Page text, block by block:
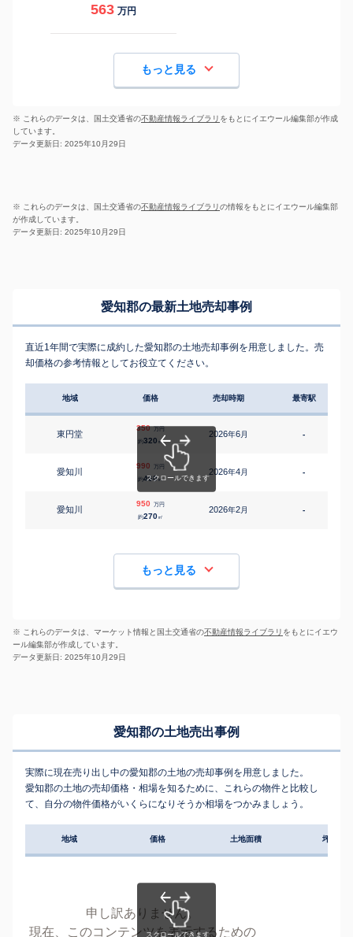
563 万円
もっと見る
※ これらのデータは、国土交通省の不動産情報ライブラリ をもとにイエウール編集部が作成
しています。
データ更新日: 2025年10月29日
※ これらのデータは、国土交通省の不動産情報ライブラリの情報をもとにイエウール編集部
が作成しています。
データ更新日: 2025年10月29日
愛知郡の最新土地売却事例
直近1年間で実際に成約した愛知郡の土地売却事例を用意しました。売
却価格の参考情報としてお役立てください。
地域 価格 売却時期 最寄駅
東円堂
350 万円
約320 ㎡
2026年6月 -
愛知川
990 万円
約460㎡
2026年4月 -
愛知川
950 万円
約270㎡
2026年2月 -
もっと見る
※ これらのデータは、マーケット情報と国土交通省の不動産情報ライブラリ をもとにイエウ
ール編集部が作成しています。
データ更新日: 2025年10月29日
愛知郡の土地売出事例
実際に現在売り出し中の愛知郡の土地の売却事例を用意しました。
愛知郡の土地の売却価格・相場を知るために、これらの物件と比較し
て、自分の物件価格がいくらになりそうか相場をつかみましょう。
地域 価格 土地面積 坪単価
申し訳ありません。
現在、このコンテンツを表示するための